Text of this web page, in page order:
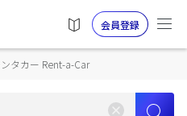
会員登録
タカー Rent-a-Car